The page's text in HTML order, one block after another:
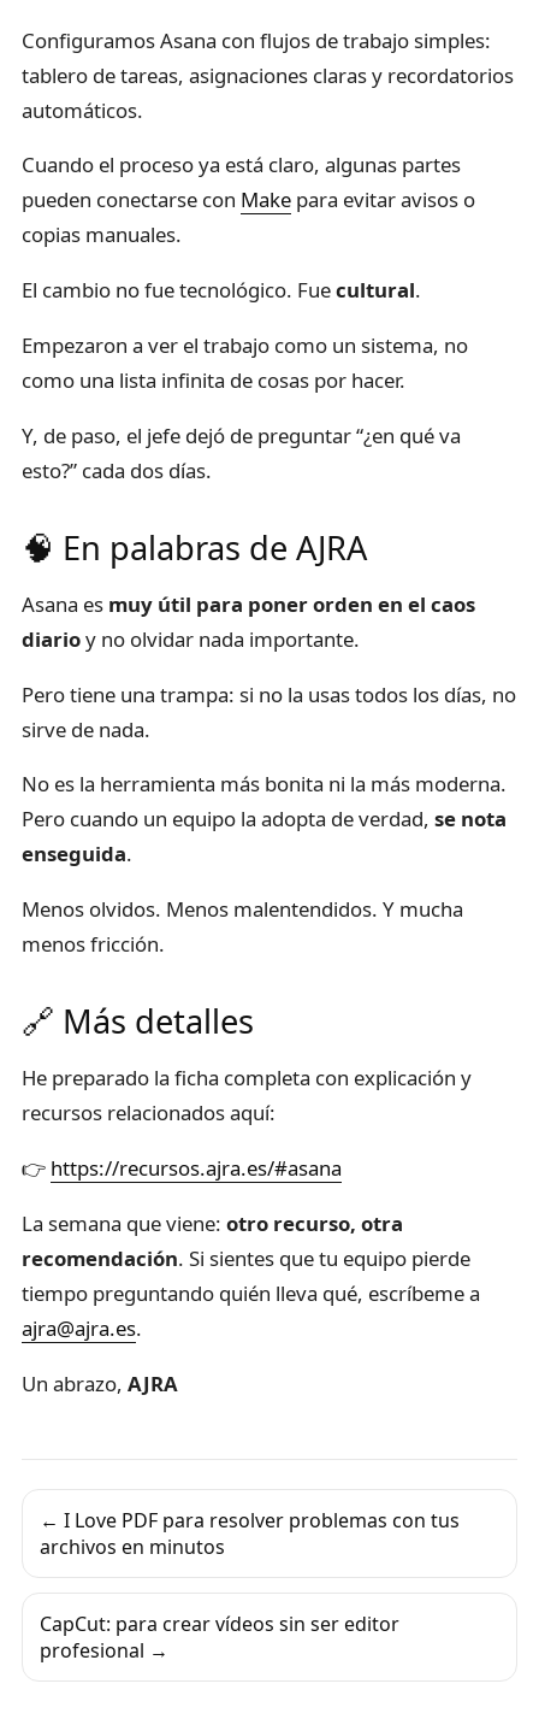
Configuramos Asana con flujos de trabajo simples:
tablero de tareas, asignaciones claras y recordatorios
automáticos.
Cuando el proceso ya está claro, algunas partes
pueden conectarse con Make para evitar avisos o
copias manuales.
El cambio no fue tecnológico. Fuecultural.
Empezaron a ver el trabajo como un sistema, no
como una lista infinita de cosas por hacer.
Y, de paso, el jefe dejó de preguntar “¿en qué va
esto?” cada dos días.
🧠 En palabras de AJRA
Asana es muy útil para poner orden en el caos
diarioy no olvidar nada importante.
Pero tiene una trampa: si no la usas todos los días, no
sirve de nada.
No es la herramienta más bonita ni la más moderna.
Pero cuando un equipo la adopta de verdad, se nota
enseguida.
Menos olvidos. Menos malentendidos. Y mucha
menos fricción.
🔗 Más detalles
He preparado la ficha completa con explicación y
recursos relacionados aquí:
👉 https://recursos.ajra.es/#asana
La semana que viene: otro recurso, otra
recomendación. Si sientes que tu equipo pierde
tiempo preguntando quién lleva qué, escríbeme a
ajra@ajra.es.
Un abrazo, AJRA
← I Love PDF para resolver problemas con tus
archivos en minutos
CapCut: para crear vídeos sin ser editor
profesional →